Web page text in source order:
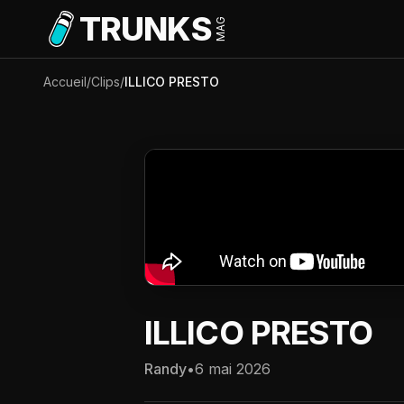
Aller au contenu principal
TRUNKSMAG
Accueil/Clips/ILLICO PRESTO
ILLICO PRESTO
Randy•6 mai 2026